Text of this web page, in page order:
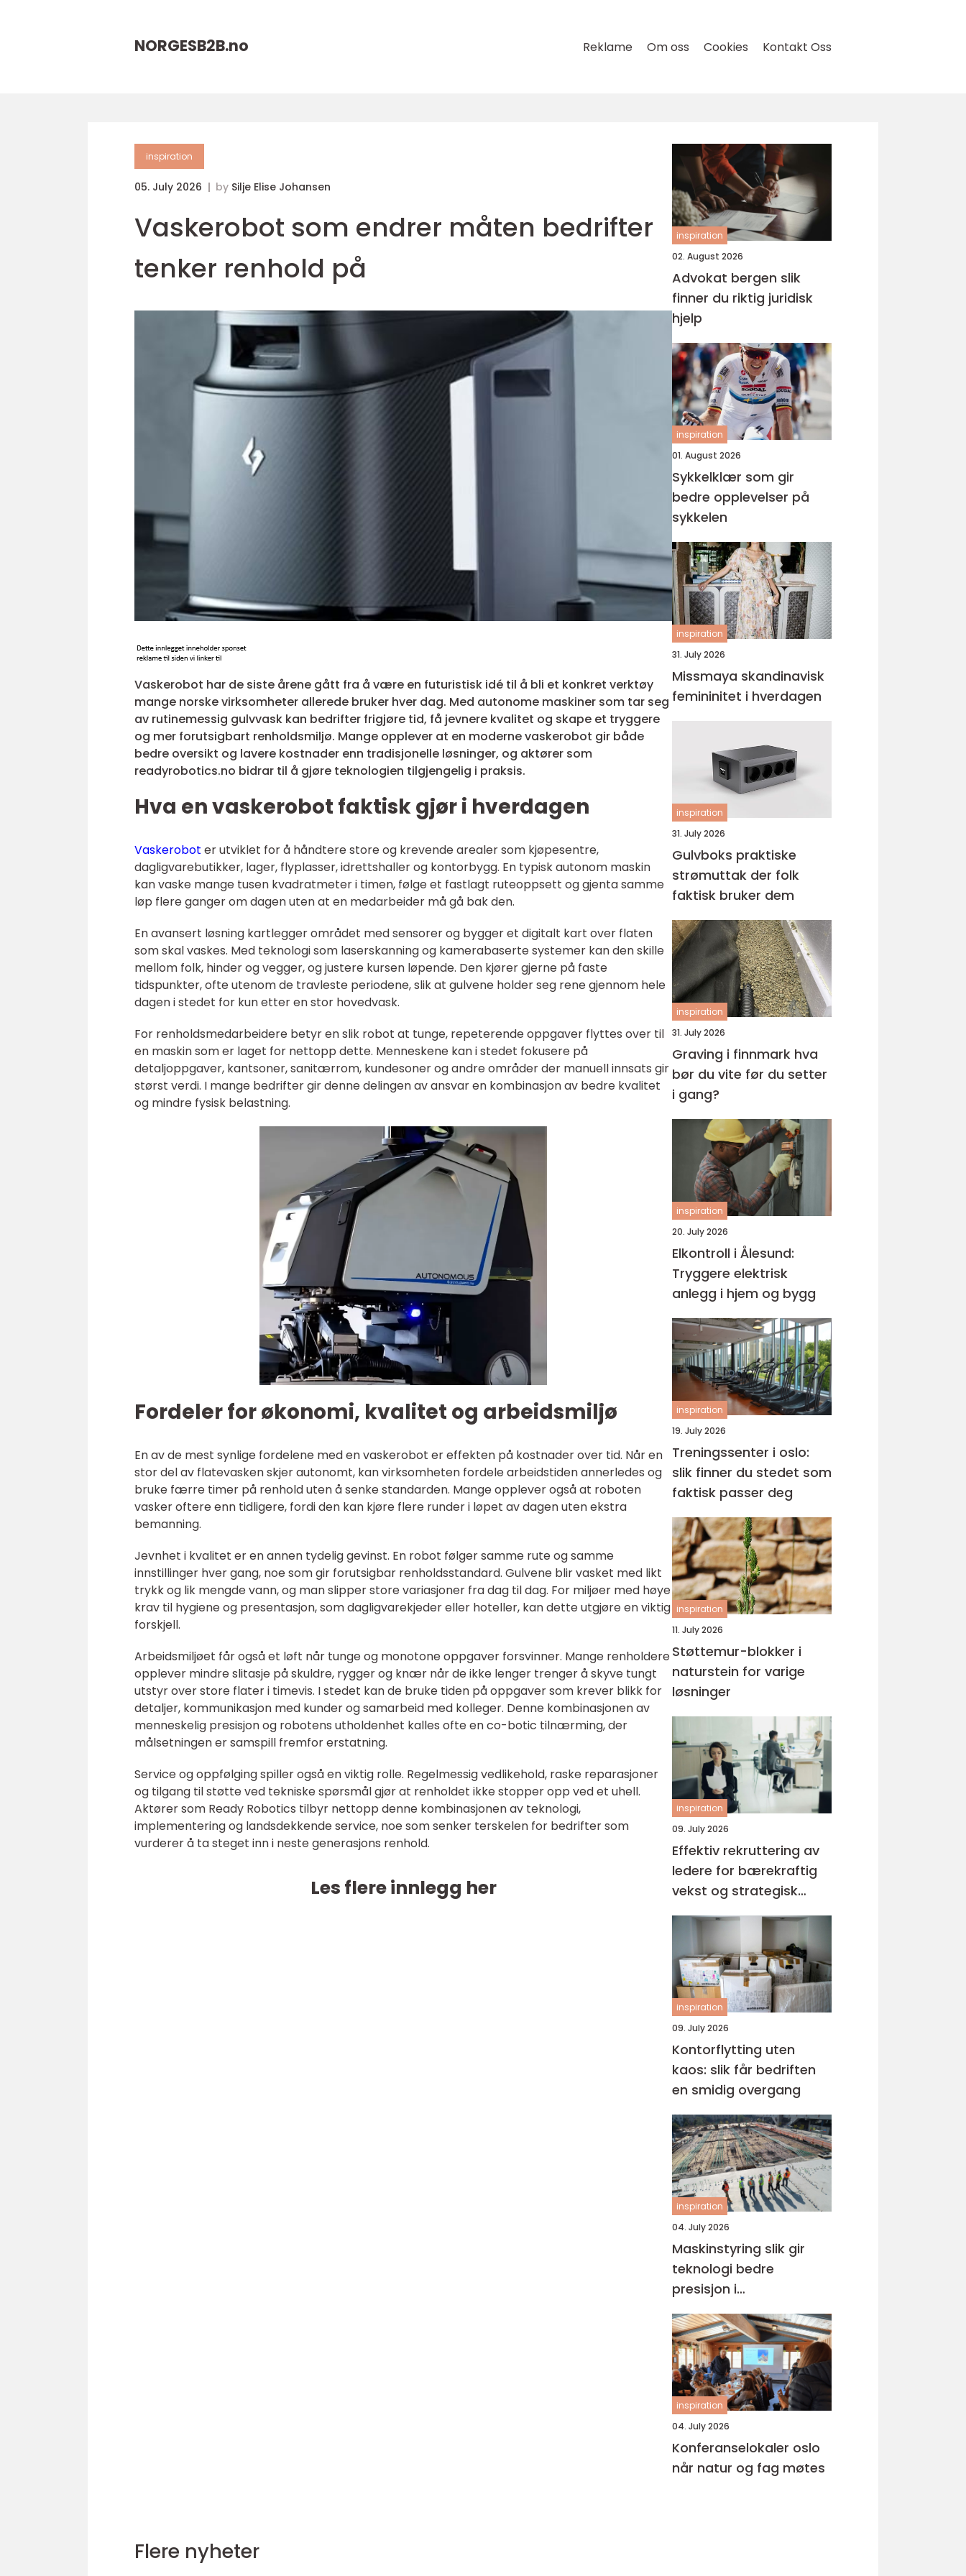
NORGESB2B.no Reklame Om oss Cookies Kontakt Oss
inspiration
05. July 2026 by Silje Elise Johansen
Vaskerobot som endrer måten bedrifter
tenker renhold på
Vaskerobot har de siste årene gått fra å være en futuristisk idé til å bli et konkret verktøy
mange norske virksomheter allerede bruker hver dag. Med autonome maskiner som tar seg
av rutinemessig gulvvask kan bedrifter frigjøre tid, få jevnere kvalitet og skape et tryggere
og mer forutsigbart renholdsmiljø. Mange opplever at en moderne vaskerobot gir både
bedre oversikt og lavere kostnader enn tradisjonelle løsninger, og aktører som
readyrobotics.no bidrar til å gjøre teknologien tilgjengelig i praksis.
Hva en vaskerobot faktisk gjør i hverdagen
Vaskerobot er utviklet for å håndtere store og krevende arealer som kjøpesentre,
dagligvarebutikker, lager, flyplasser, idrettshaller og kontorbygg. En typisk autonom maskin
kan vaske mange tusen kvadratmeter i timen, følge et fastlagt ruteoppsett og gjenta samme
løp flere ganger om dagen uten at en medarbeider må gå bak den.
En avansert løsning kartlegger området med sensorer og bygger et digitalt kart over flaten
som skal vaskes. Med teknologi som laserskanning og kamerabaserte systemer kan den skille
mellom folk, hinder og vegger, og justere kursen løpende. Den kjører gjerne på faste
tidspunkter, ofte utenom de travleste periodene, slik at gulvene holder seg rene gjennom hele
dagen i stedet for kun etter en stor hovedvask.
For renholdsmedarbeidere betyr en slik robot at tunge, repeterende oppgaver flyttes over til
en maskin som er laget for nettopp dette. Menneskene kan i stedet fokusere på
detaljoppgaver, kantsoner, sanitærrom, kundesoner og andre områder der manuell innsats gir
størst verdi. I mange bedrifter gir denne delingen av ansvar en kombinasjon av bedre kvalitet
og mindre fysisk belastning.
Fordeler for økonomi, kvalitet og arbeidsmiljø
En av de mest synlige fordelene med en vaskerobot er effekten på kostnader over tid. Når en
stor del av flatevasken skjer autonomt, kan virksomheten fordele arbeidstiden annerledes og
bruke færre timer på renhold uten å senke standarden. Mange opplever også at roboten
vasker oftere enn tidligere, fordi den kan kjøre flere runder i løpet av dagen uten ekstra
bemanning.
Jevnhet i kvalitet er en annen tydelig gevinst. En robot følger samme rute og samme
innstillinger hver gang, noe som gir forutsigbar renholdsstandard. Gulvene blir vasket med likt
trykk og lik mengde vann, og man slipper store variasjoner fra dag til dag. For miljøer med høye
krav til hygiene og presentasjon, som dagligvarekjeder eller hoteller, kan dette utgjøre en viktig
forskjell.
Arbeidsmiljøet får også et løft når tunge og monotone oppgaver forsvinner. Mange renholdere
opplever mindre slitasje på skuldre, rygger og knær når de ikke lenger trenger å skyve tungt
utstyr over store flater i timevis. I stedet kan de bruke tiden på oppgaver som krever blikk for
detaljer, kommunikasjon med kunder og samarbeid med kolleger. Denne kombinasjonen av
menneskelig presisjon og robotens utholdenhet kalles ofte en co-botic tilnærming, der
målsetningen er samspill fremfor erstatning.
Service og oppfølging spiller også en viktig rolle. Regelmessig vedlikehold, raske reparasjoner
og tilgang til støtte ved tekniske spørsmål gjør at renholdet ikke stopper opp ved et uhell.
Aktører som Ready Robotics tilbyr nettopp denne kombinasjonen av teknologi,
implementering og landsdekkende service, noe som senker terskelen for bedrifter som
vurderer å ta steget inn i neste generasjons renhold.
Les flere innlegg her
inspiration
02. August 2026
Advokat bergen slik
finner du riktig juridisk
hjelp
inspiration
01. August 2026
Sykkelklær som gir
bedre opplevelser på
sykkelen
inspiration
31. July 2026
Missmaya skandinavisk
femininitet i hverdagen
inspiration
31. July 2026
Gulvboks praktiske
strømuttak der folk
faktisk bruker dem
inspiration
31. July 2026
Graving i finnmark hva
bør du vite før du setter
i gang?
inspiration
20. July 2026
Elkontroll i Ålesund:
Tryggere elektrisk
anlegg i hjem og bygg
inspiration
19. July 2026
Treningssenter i oslo:
slik finner du stedet som
faktisk passer deg
inspiration
11. July 2026
Støttemur-blokker i
naturstein for varige
løsninger
inspiration
09. July 2026
Effektiv rekruttering av
ledere for bærekraftig
vekst og strategisk
suksess
inspiration
09. July 2026
Kontorflytting uten
kaos: slik får bedriften
en smidig overgang
inspiration
04. July 2026
Maskinstyring slik gir
teknologi bedre
presisjon i
anleggsarbeid
inspiration
04. July 2026
Konferanselokaler oslo
når natur og fag møtes
Flere nyheter